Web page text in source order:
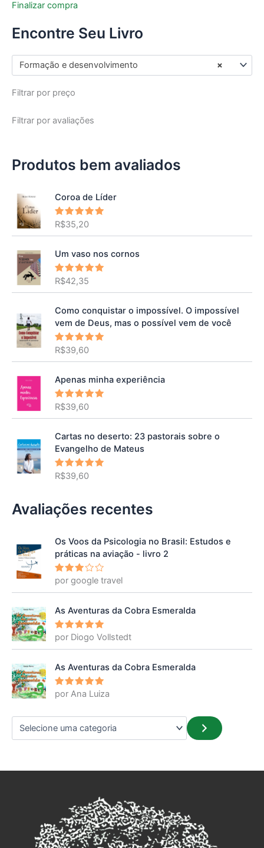
Finalizar compra
Encontre Seu Livro
×
Formação e desenvolvimento
Filtrar por preço
Filtrar por avaliações
Produtos bem avaliados
Coroa de Líder
Avaliação
de 5
R$35,20
Um vaso nos cornos
Avaliação
de 5
R$42,35
Como conquistar o impossível. O impossível
vem de Deus, mas o possível vem de você
Avaliação
de 5
R$39,60
Apenas minha experiência
Avaliação
de 5
R$39,60
Cartas no deserto: 23 pastorais sobre o
Evangelho de Mateus
Avaliação
de 5
R$39,60
Avaliações recentes
Os Voos da Psicologia no Brasil: Estudos e
práticas na aviação - livro 2
Avalia
ção3
por google travel
As Aventuras da Cobra Esmeralda
Avaliação
5
por Diogo Vollstedt
As Aventuras da Cobra Esmeralda
Avaliação
5
por Ana Luiza